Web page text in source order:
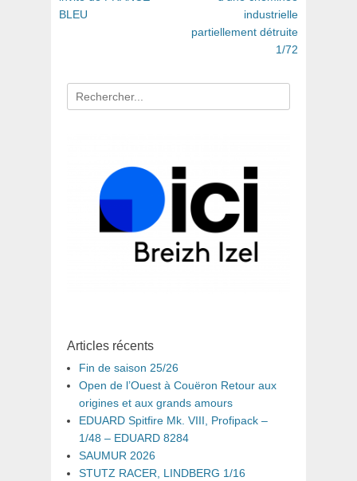
l’article
BLEU
industrielle
partiellement détruite
1/72
Recherche
pour
Articles récents
Fin de saison 25/26
Open de l’Ouest à Couëron Retour aux
origines et aux grands amours
EDUARD Spitfire Mk. VIII, Profipack –
1/48 – EDUARD 8284
SAUMUR 2026
STUTZ RACER, LINDBERG 1/16